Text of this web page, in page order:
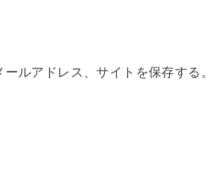
ルアドレス、サイトを保存する。